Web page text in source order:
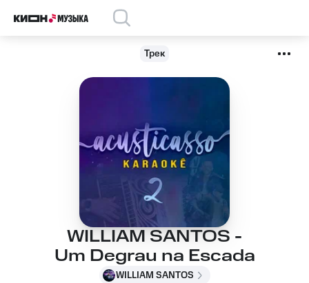
Трек
WILLIAM SANTOS -
Um Degrau na Escada
WILLIAM SANTOS